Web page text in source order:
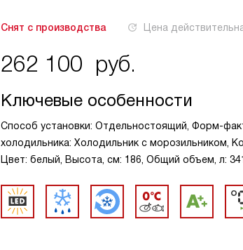
Снят с производства Цена
262 100 руб.
Ключевые особенности
Способ установки: Отдельностоящий, Форм-
холодильника: Холодильник с морозильником,
Цвет: белый, Высота, см: 186, Общий объем, л: 341